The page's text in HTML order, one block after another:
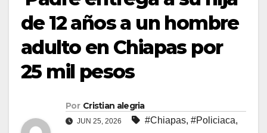
de 12 años a un hombre
adulto en Chiapas por
25 mil pesos
Por Cristian alegria
JUN 25, 2026 #Chiapas, #Policiaca,